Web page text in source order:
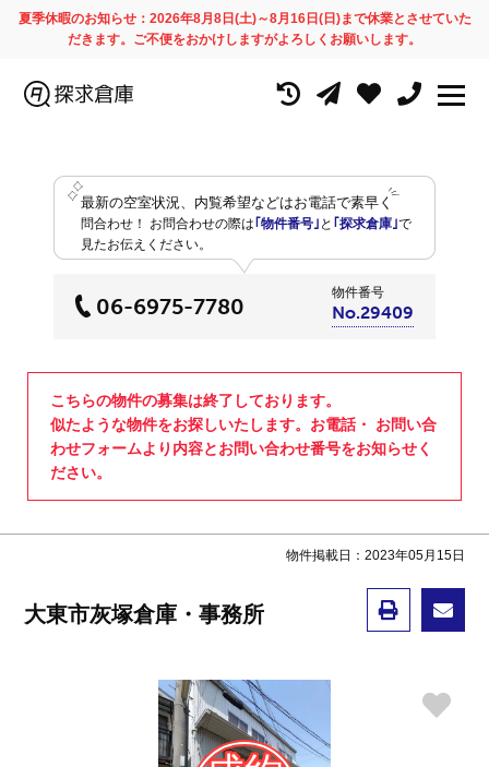
夏季休暇のお知らせ：2026年8月8日(土)～8月16日(日)まで休業とさせていた
だきます。ご不便をおかけしますがよろしくお願いします。
最新の空室状況、内覧希望などはお電話で素早く
問合わせ！ お問合わせの際は ｢物件番号｣ と ｢探求倉庫｣で
見たお伝えください。
06-6975-7780
物件番号
No.29409
こちらの物件の募集は終了しております。
似たような物件をお探しいたします。お電話・ お問い合
わせフォームより内容とお問い合わせ番号をお知らせく
ださい。
物件掲載日：2023年05月15日
大東市灰塚倉庫・事務所